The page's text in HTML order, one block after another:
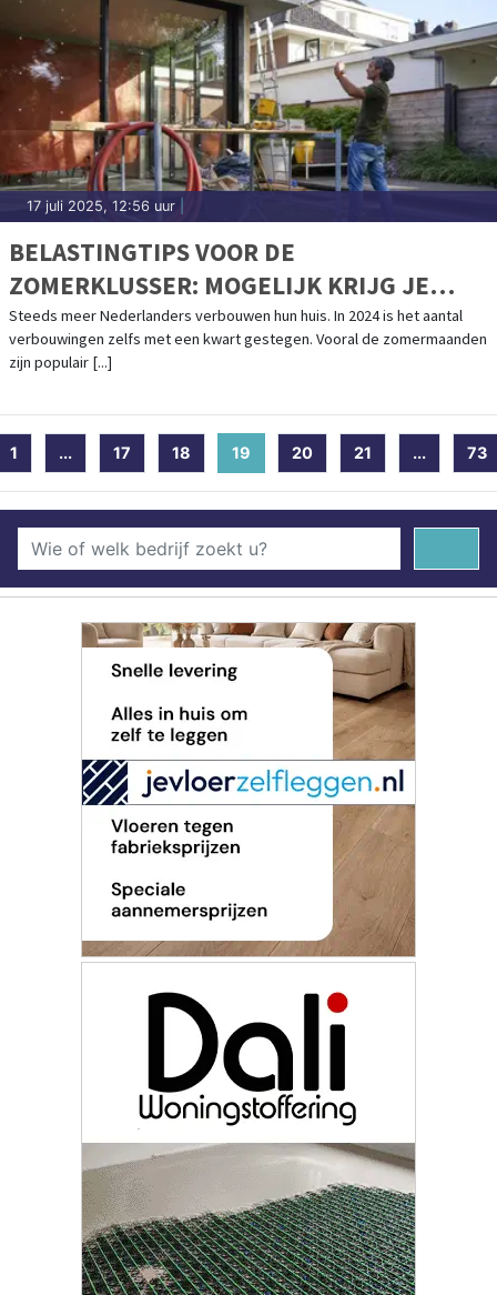
17 juli 2025, 12:56 uur
BELASTINGTIPS VOOR DE
ZOMERKLUSSER: MOGELIJK KRIJG JE
GELD TERUG
Steeds meer Nederlanders verbouwen hun huis. In 2024 is het aantal
verbouwingen zelfs met een kwart gestegen. Vooral de zomermaanden
zijn populair [...]
1 ... 17 18 19 (current)
20 21 ... 73